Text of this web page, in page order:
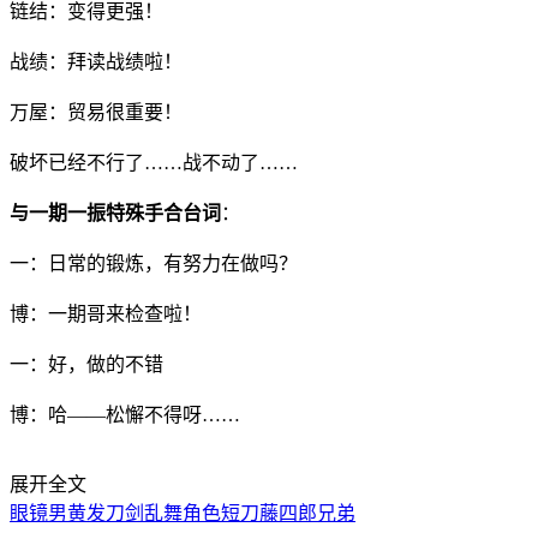
链结：变得更强！
战绩：拜读战绩啦！
万屋：贸易很重要！
破坏已经不行了……战不动了……
与一期一振特殊手合台词 ：
一：日常的锻炼，有努力在做吗？
博：一期哥来检查啦！
一：好，做的不错
博：哈——松懈不得呀……
展开全文
眼镜男黄发刀剑乱舞角色短刀藤四郎兄弟